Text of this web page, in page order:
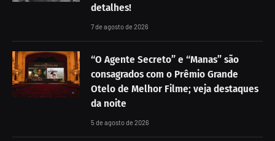
detalhes!
7 de agosto de 2026
“O Agente Secreto” e “Manas” são
consagrados com o Prêmio Grande
Otelo de Melhor Filme; veja destaques
da noite
5 de agosto de 2026